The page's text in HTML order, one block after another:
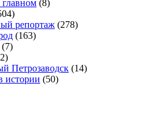
(8)
репортаж (278)
(163)
(7)
Петрозаводск (14)
истории (50)